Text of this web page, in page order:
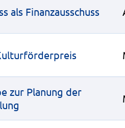
als Finanzausschuss
zur Planung der